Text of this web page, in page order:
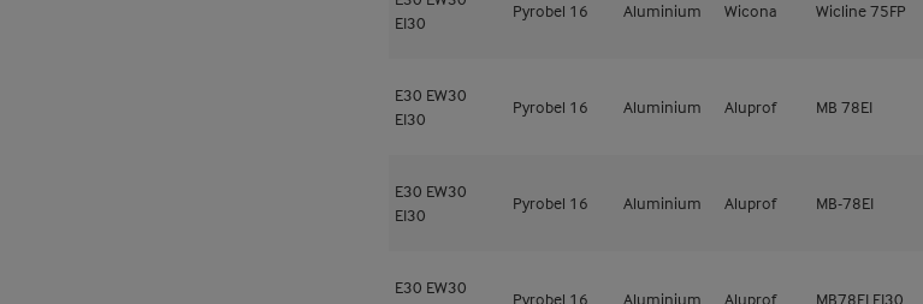
EI30
Pyrobel 16 Aluminium Wicona Wicline 75FP
E30 EW30
EI30
Pyrobel 16 Aluminium Aluprof MB 78EI
E30 EW30
EI30
Pyrobel 16 Aluminium Aluprof MB-78EI
E30 EW30
Pyrobel 16 Aluminium Aluprof MB78EI EI30